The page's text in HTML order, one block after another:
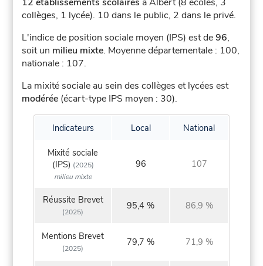
12 établissements scolaires à Albert (8 écoles, 3
collèges, 1 lycée). 10 dans le public, 2 dans le privé.
L'indice de position sociale moyen (IPS) est de96,
soit un milieu mixte. Moyenne départementale : 100,
nationale : 107.
La mixité sociale au sein des collèges et lycées est
modérée (écart-type IPS moyen : 30).
Indicateurs Local National
Mixité sociale
(IPS) (2025)
milieu mixte
96 107
Réussite Brevet
(2025)
95,4 % 86,9 %
Mentions Brevet
(2025)
79,7 % 71,9 %